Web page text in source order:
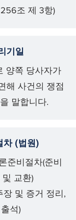
조 제 3항)
기일
양쪽 당사자가
해 사건의 쟁점
말합니다.
차 (법원)
준비절차(준비
교환)
장 및 증거 정리,
석)